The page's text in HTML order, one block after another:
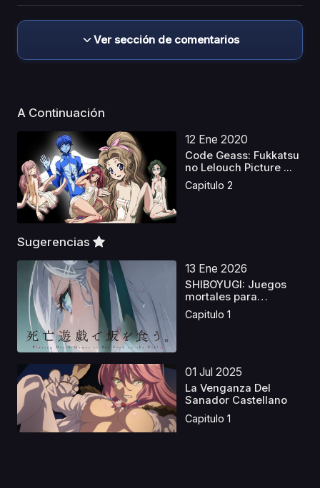
Ver sección de comentarios
A Continuación
12 Ene 2020
Code Geass: Fukkatsu
no Lelouch Picture ...
Capitulo 2
Sugerencias
13 Ene 2026
SHIBOYUGI: Juegos
mortales para
ganarse ...
Capitulo 1
01 Jul 2025
La Venganza Del
Sanador Castellano
Capitulo 1